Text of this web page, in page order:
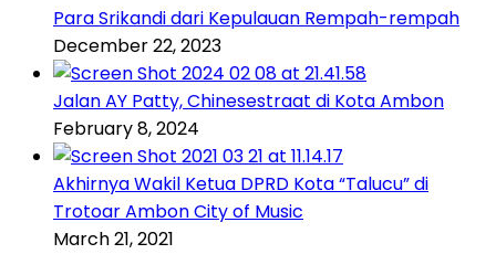
Para Srikandi dari Kepulauan Rempah-rempah
December 22, 2023
Jalan AY Patty, Chinesestraat di Kota Ambon
February 8, 2024
Akhirnya Wakil Ketua DPRD Kota “Talucu” di
Trotoar Ambon City of Music
March 21, 2021